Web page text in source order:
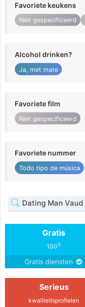
Favoriete keukens
Niet gespecificeerd
Alcohol drinken?
Ja, met mate
Favoriete film
Niet gespecificeerd
Favoriete nummer
Todo tipo de música
Dating Man Vaud
Gratis
100%
Gratis diensten
Serieus
kwaliteitsprofielen